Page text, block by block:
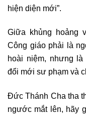
hiện diện mới”.
Giữa khủng hoảng
Công giáo phải là
hoài niệm, nhưng
đổi mới sư phạm và
Đức Thánh Cha tha
ngước mắt lên, hãy